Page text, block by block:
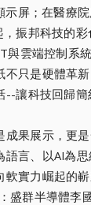
屏；在醫療
振邦科技的
雲端控制系
只是硬體革
讓科技回歸簡
果展示，更
言、以AI為
實力崛起的
盛群半導體李